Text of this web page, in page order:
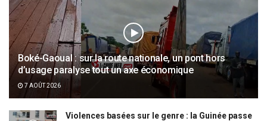
Boké-Gaoual : sur la route nationale, un pont hors
d’usage paralyse tout un axe économique
7 AOÛT 2026
Violences basées sur le genre : la Guinée passe